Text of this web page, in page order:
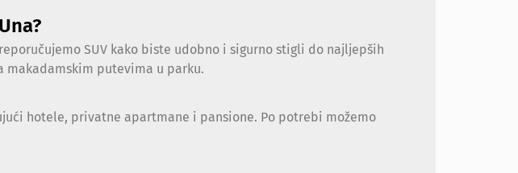
SUV kako biste udobno i sigurno stigli do najljepših
putevima u parku.
hotele, privatne apartmane i pansione. Po potrebi možemo